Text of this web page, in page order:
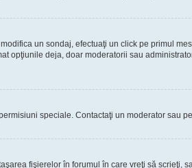
un sondaj, efectuaţi un click pe primul
opţiunile deja, doar moderatorii sau
speciale. Contactaţi un moderator sau
fişierelor în forumul în care vreţi să scrieţi,